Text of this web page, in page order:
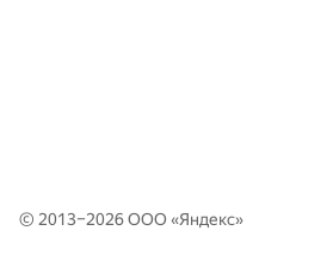
© 2013–2026 ООО «Яндекс»